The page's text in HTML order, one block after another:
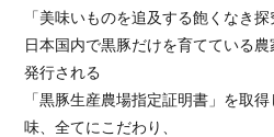
「美味いものを追及する飽くなき探
日本国内で黒豚だけを育てている
発行される
「黒豚生産農場指定証明書」を取
味、全てにこだわり、